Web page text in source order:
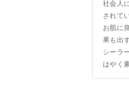
社会人
されて
お肌に
果も出
シーラ
はやく